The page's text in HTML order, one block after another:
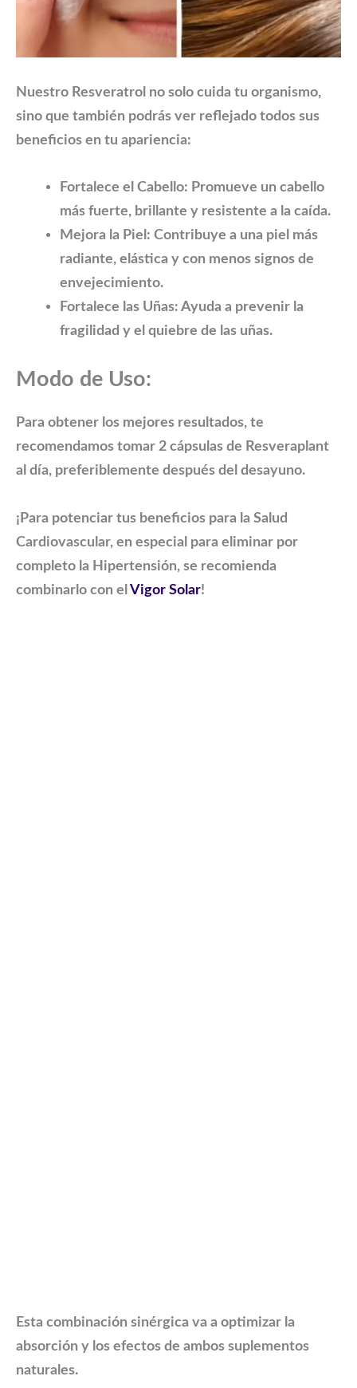
Nuestro Resveratrol no solo cuida tu organismo,
sino que también podrás ver reflejado todos sus
beneficios en tu apariencia:
Fortalece el Cabello: Promueve un cabello
más fuerte, brillante y resistente a la caída.
Mejora la Piel: Contribuye a una piel más
radiante, elástica y con menos signos de
envejecimiento.
Fortalece las Uñas: Ayuda a prevenir la
fragilidad y el quiebre de las uñas.
Modo de Uso:
Para obtener los mejores resultados, te
recomendamos tomar 2 cápsulas de Resveraplant
al día, preferiblemente después del desayuno.
¡Para potenciar tus beneficios para la Salud
Cardiovascular, en especial para eliminar por
completo la Hipertensión, se recomienda
combinarlo con el Vigor Solar!
Esta combinación sinérgica va a optimizar la
absorción y los efectos de ambos suplementos
naturales.